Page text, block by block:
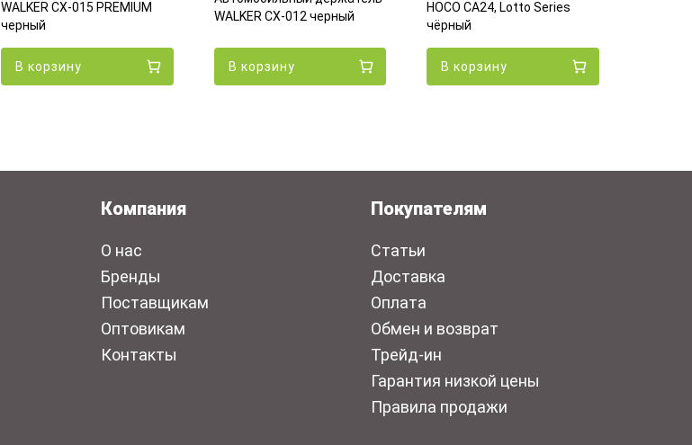
WALKER CX-015 PREMIUM
черный
В корзину
WALKER CX-012 черный
В корзину
HOCO CA24, Lotto Series
чёрный
В корзину
Компания
О нас
Бренды
Поставщикам
Оптовикам
Контакты
Покупателям
Статьи
Доставка
Оплата
Обмен и возврат
Трейд-ин
Гарантия низкой цены
Правила продажи